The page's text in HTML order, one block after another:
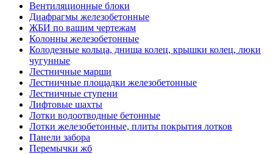
Вентиляционные блоки
Диафрагмы железобетонные
ЖБИ по вашим чертежам
Колонны железобетонные
Колодезные кольца, днища колец, крышки колец, люки
чугунные
Лестничные марши
Лестничные площадки железобетонные
Лестничные ступени
Лифтовые шахты
Лотки водоотводные бетонные
Лотки железобетонные, плиты покрытия лотков
Панели забора
Перемычки жб